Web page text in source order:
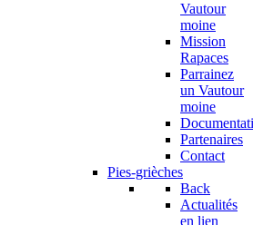
Vautour
moine
Mission
Rapaces
Parrainez
un Vautour
moine
Partenaires
Contact
Pies-grièches
Back
Actualités
en lien